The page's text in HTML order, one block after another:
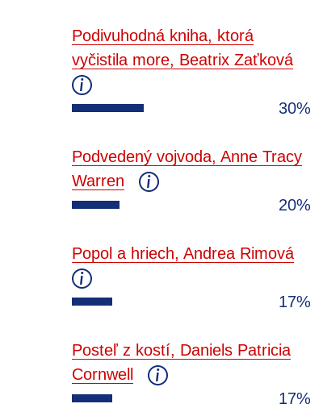
Podivuhodná kniha, ktorá
vyčistila more, Beatrix Zaťková
30%
Podvedený vojvoda, Anne Tracy
Warren
20%
Popol a hriech, Andrea Rimová
17%
Posteľ z kostí, Daniels Patricia
Cornwell
17%